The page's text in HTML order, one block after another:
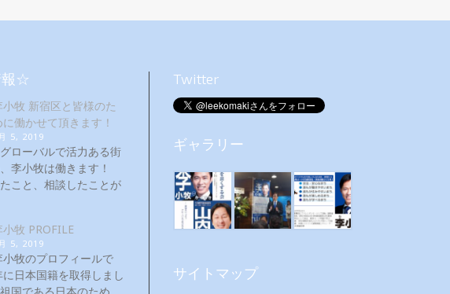
報☆
小牧 新宿区と皆様のた
に働かせて頂きます！
5, 2019
ローバルで活力ある街
李小牧は働きます！
こと、相談したことが
小牧 PROFILE
5, 2019
小牧のプロフィールで
日本国籍を取得しまし
Twitter
ギャラリー
サイトマップ